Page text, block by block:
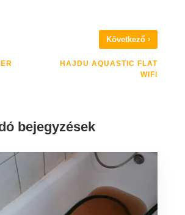
Következő›
HAJDU AQUASTIC FLAT
WIFI
bejegyzések